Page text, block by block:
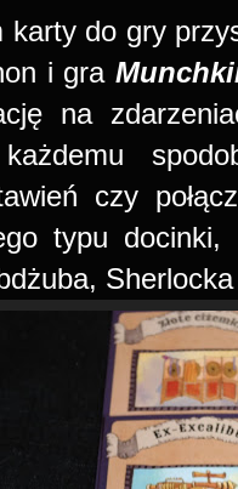
karty do gry
i gra
na
czy
typu